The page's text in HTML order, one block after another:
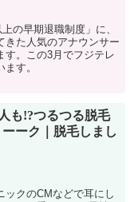
の早期退職制度」に、
きた人気のアナウンサー
す。この3月でフジテレ
す。
も!?つるつる脱毛
ーク｜脱毛しまし
ックのCMなどで耳にし